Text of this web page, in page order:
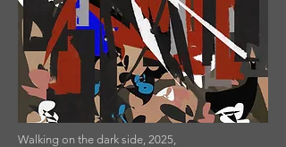
Walking on the dark side, 2025,